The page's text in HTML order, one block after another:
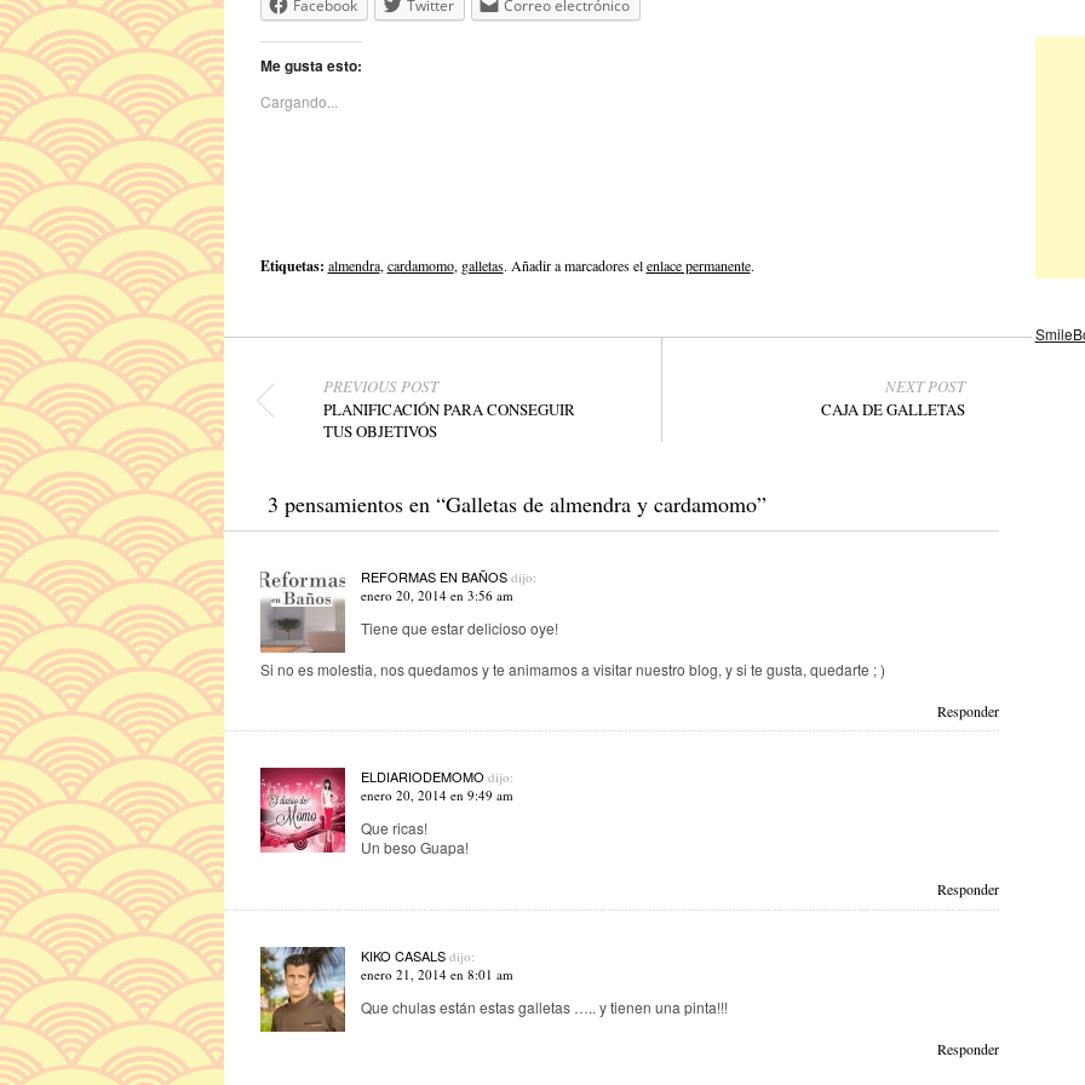
Facebook Twitter Correo electrónico
Me gusta esto:
Cargando...
Etiquetas: almendra, cardamomo, galletas. Añadir a marcadores elenlace permanente.
PREVIOUS POST
PLANIFICACIÓN PARA CONSEGUIR
TUS OBJETIVOS
NEXT POST
CAJA DE GALLETAS
3 pensamientos en “Galletas de almendra y cardamomo”
REFORMAS EN BAÑOS dijo:
enero 20, 2014 en 3:56 am
Tiene que estar delicioso oye!
Si no es molestia, nos quedamos y te animamos a visitar nuestro blog, y si te gusta, quedarte ; )
Responder
ELDIARIODEMOMO dijo:
enero 20, 2014 en 9:49 am
Que ricas!
Un beso Guapa!
Responder
KIKO CASALS dijo:
enero 21, 2014 en 8:01 am
Que chulas están estas galletas ….. y tienen una pinta!!!
Responder